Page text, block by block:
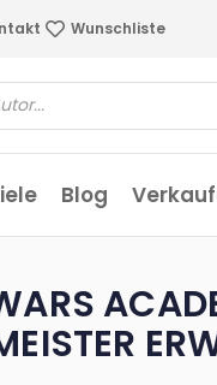
Wunschliste
Blog